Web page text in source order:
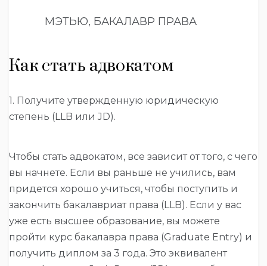
МЭТЬЮ, БАКАЛАВР ПРАВА
Как стать адвокатом
1. Получите утвержденную юридическую
степень (LLB или JD).
Чтобы стать адвокатом, все зависит от того, с чего
вы начнете. Если вы раньше не учились, вам
придется хорошо учиться, чтобы поступить и
закончить бакалавриат права (LLB). Если у вас
уже есть высшее образование, вы можете
пройти курс бакалавра права (Graduate Entry) и
получить диплом за 3 года. Это эквивалент